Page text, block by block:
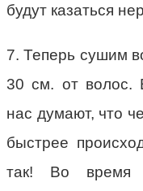
будут казаться
7. Теперь сушим
30 см. от волос.
нас думают, что
быстрее
так! Во время